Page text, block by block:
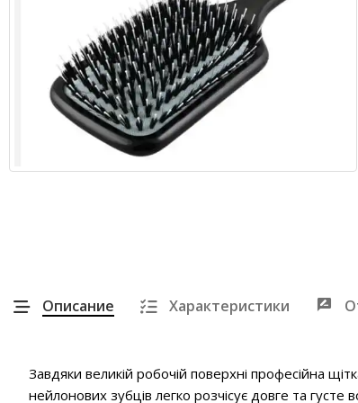
Описание Характеристики
Завдяки великій робочій поверхні професійна
нейлонових зубців легко розчісує довге та